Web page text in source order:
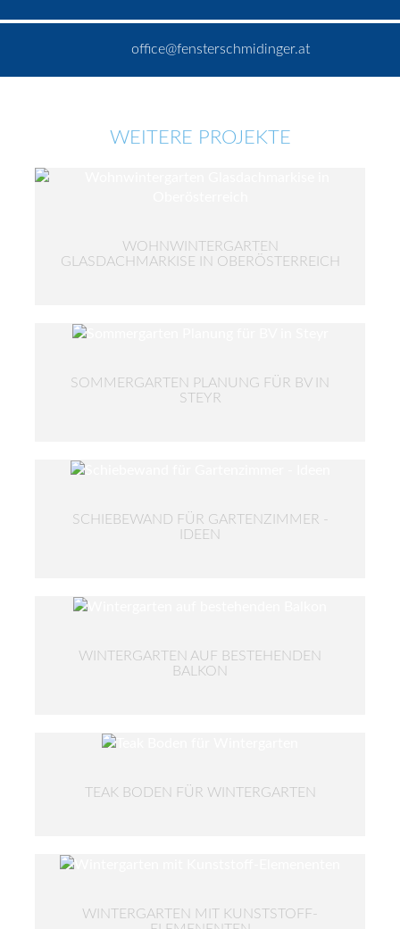
office@fensterschmidinger.at
WEITERE PROJEKTE
WOHNWINTERGARTEN
GLASDACHMARKISE IN OBERÖSTERREICH
SOMMERGARTEN PLANUNG FÜR BV IN
STEYR
SCHIEBEWAND FÜR GARTENZIMMER -
IDEEN
WINTERGARTEN AUF BESTEHENDEN
BALKON
TEAK BODEN FÜR WINTERGARTEN
WINTERGARTEN MIT KUNSTSTOFF-